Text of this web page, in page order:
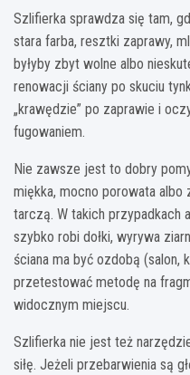
Szlifierka sprawdza się tam,
stara farba, resztki zaprawy,
byłyby zbyt wolne albo
renowacji ściany po skuciu
„krawędzie” po zaprawie i
fugowaniem.
Nie zawsze jest to dobry
miękka, mocno porowata albo
tarczą. W takich przypadkach
szybko robi dołki, wyrywa
ściana ma być ozdobą (salon,
przetestować metodę na
widocznym miejscu.
Szlifierka nie jest też
siłę. Jeżeli przebarwienia są